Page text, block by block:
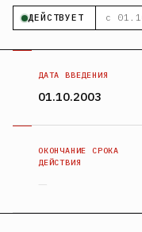
ДЕЙСТВУЕТ с
ДАТА ВВЕДЕНИЯ
01.10.2003
ОКОНЧАНИЕ СРОКА
ДЕЙСТВИЯ
—